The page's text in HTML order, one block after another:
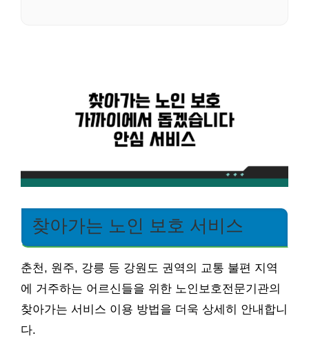
찾아가는 노인 보호 서비스
춘천, 원주, 강릉 등 강원도 권역의 교통 불편 지역
에 거주하는 어르신들을 위한 노인보호전문기관의
찾아가는 서비스 이용 방법을 더욱 상세히 안내합니
다.